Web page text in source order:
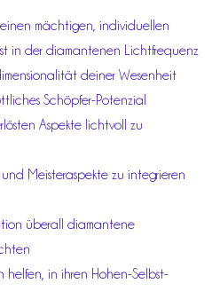
einen mächtigen, individuellen
in der diamantenen Lichtfrequenz
deiner Wesenheit
Schöpfer-Potenzial
Aspekte lichtvoll zu
Meisteraspekte zu integrieren
überall diamantene
helfen, in ihren Hohen-Selbst-